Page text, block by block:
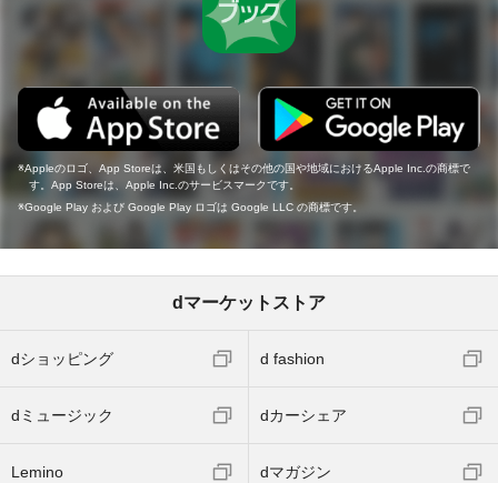
Appleのロゴ、App Storeは、米国もしくはその他の国や地域におけるApple Inc.の商標で
す。App Storeは、Apple Inc.のサービスマークです。
Google Play および Google Play ロゴは Google LLC の商標です。
dマーケットストア
dショッピング d fashion
dミュージック dカーシェア
Lemino dマガジン